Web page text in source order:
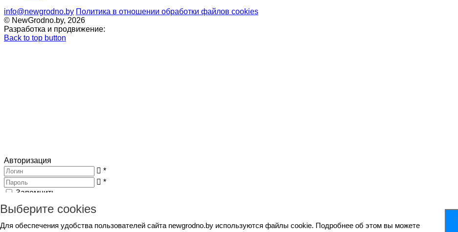
info@newgrodno.by Политика в отношении обработки файлов cookies
© NewGrodno.by, 2026
Разработка и продвижение:
Back to top button
Авторизация
*
*
Запомнить
Авторизация
Выберите cookies
Для обеспечения удобства пользователей сайта newgrodno.by используются файлы cookie. Подробнее об этом вы можете